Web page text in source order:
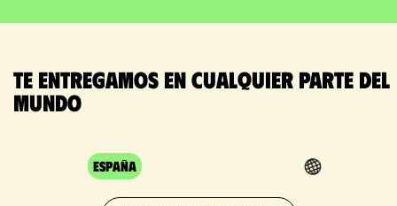
Te entregamos en cualquier parte del
mundo
España